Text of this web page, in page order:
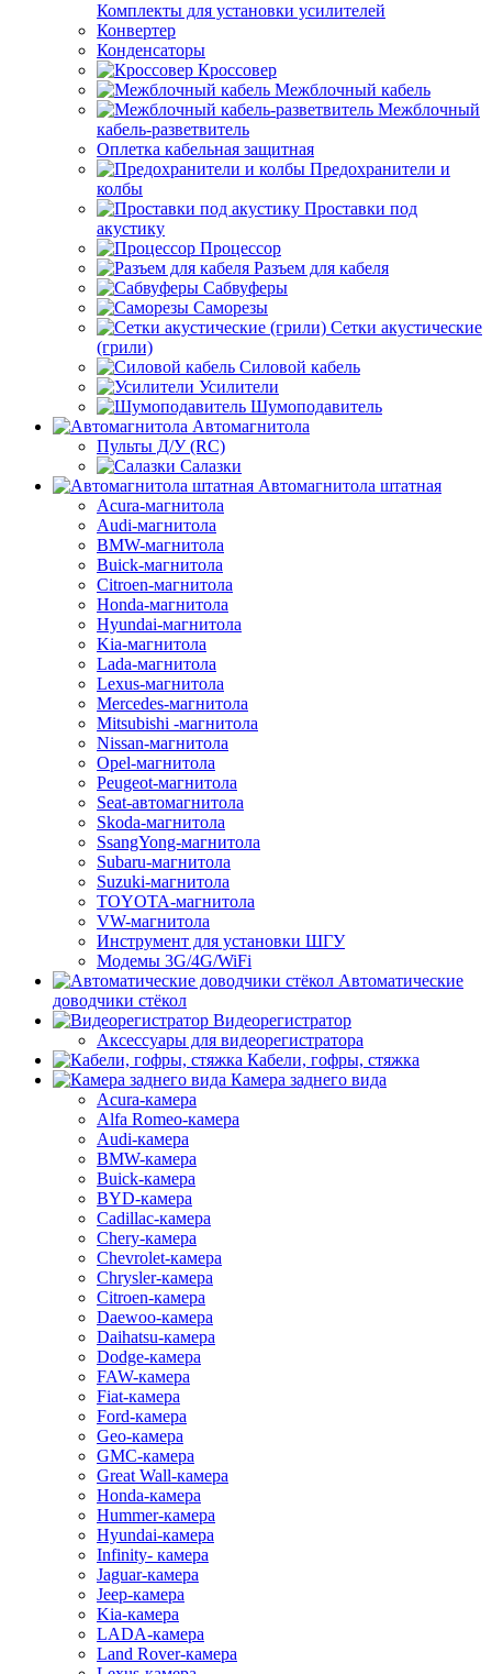
Комплекты для установки усилителей
Конвертер
Конденсаторы
Кроссовер
Межблочный кабель
Межблочный
кабель-разветвитель
Оплетка кабельная защитная
Предохранители и
колбы
Проставки под
акустику
Процессор
Разъем для кабеля
Сабвуферы
Саморезы
Сетки акустические
(грили)
Силовой кабель
Усилители
Шумоподавитель
Автомагнитола
Пульты Д/У (RC)
Салазки
Автомагнитола штатная
Acura-магнитола
Audi-магнитола
BMW-магнитола
Buick-магнитола
Citroen-магнитола
Honda-магнитола
Hyundai-магнитола
Kia-магнитола
Lada-магнитола
Lexus-магнитола
Mercedes-магнитола
Mitsubishi -магнитола
Nissan-магнитола
Opel-магнитола
Peugeot-магнитола
Seat-автомагнитола
Skoda-магнитола
SsangYong-магнитола
Subaru-магнитола
Suzuki-магнитола
TOYOTA-магнитола
VW-магнитола
Инструмент для установки ШГУ
Модемы 3G/4G/WiFi
Автоматические
доводчики стёкол
Видеорегистратор
Аксессуары для видеорегистратора
Кабели, гофры, стяжка
Камера заднего вида
Acura-камера
Alfa Romeo-камера
Audi-камера
BMW-камера
Buick-камера
BYD-камера
Cadillac-камера
Chery-камера
Chevrolet-камера
Chrysler-камера
Citroen-камера
Daewoo-камера
Daihatsu-камера
Dodge-камера
FAW-камера
Fiat-камера
Ford-камера
Geo-камера
GMC-камера
Great Wall-камера
Honda-камера
Hummer-камера
Hyundai-камера
Infinity- камера
Jaguar-камера
Jeep-камера
Kia-камера
LADA-камера
Land Rover-камера